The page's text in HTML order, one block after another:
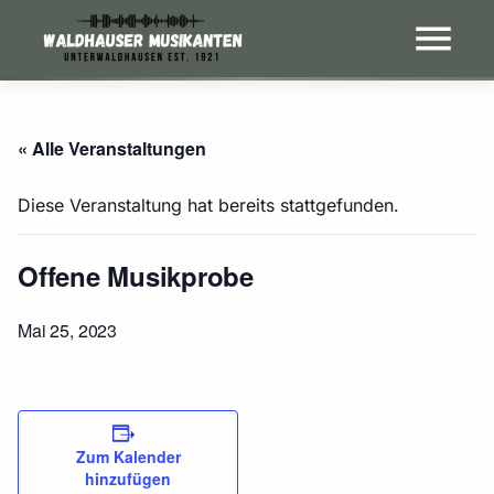
« Alle Veranstaltungen
Diese Veranstaltung hat bereits stattgefunden.
Offene Musikprobe
Mai 25, 2023
Zum Kalender
hinzufügen